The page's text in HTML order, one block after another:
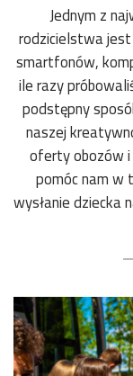
Jednym z
rodzicielstwa
smartfonów,
ile razy
podstępny
naszej
oferty obozów i
pomóc nam w
wysłanie dziecka